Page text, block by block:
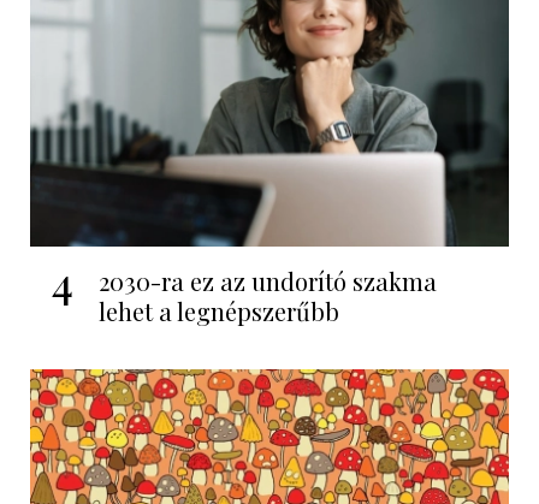
4
2030-ra ez az undorító szakma
lehet a legnépszerűbb